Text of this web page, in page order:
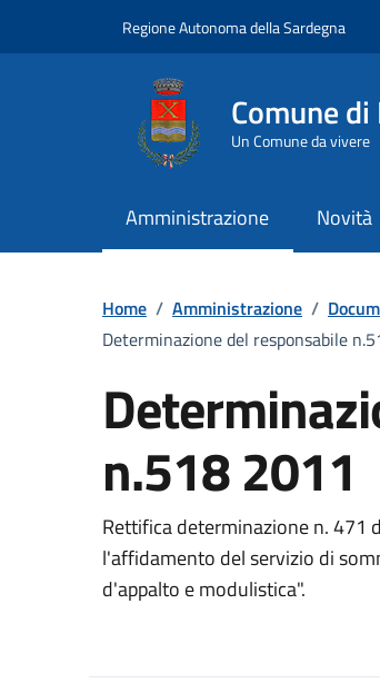
Regione Autonoma della Sardegna
Comune
Un Comune da vivere
Amministrazione Novità
Home / Amministrazione /
Determinazione del responsabile
n.518 2011
Dettaglio del documento
Rettifica determinazione n. 471
l'affidamento del servizio di
d'appalto e modulistica".